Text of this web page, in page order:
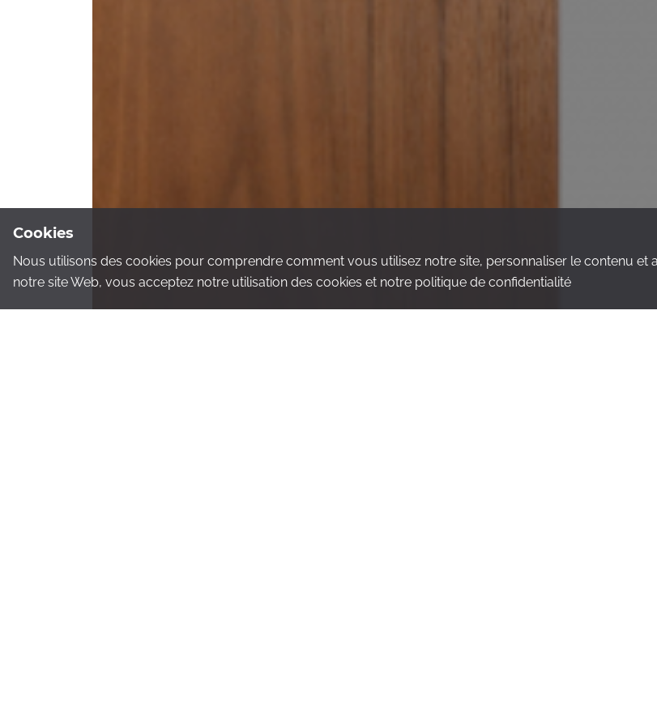
Cookies
Nous utilisons des cookies pour comprendre comment vous utilisez notre site, personnaliser le contenu et
notre site Web, vous acceptez notre utilisation des cookies et notre politique de confidentialité